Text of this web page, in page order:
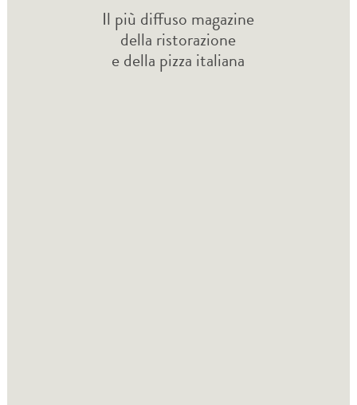
Il più diffuso magazine
della ristorazione
e della pizza italiana